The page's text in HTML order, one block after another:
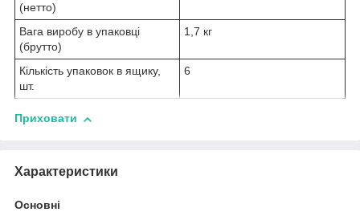
(нетто)
Вага виробу в упаковці
(брутто)
1,7 кг
Кількість упаковок в ящику,
шт.
6
Приховати
Характеристики
Основні